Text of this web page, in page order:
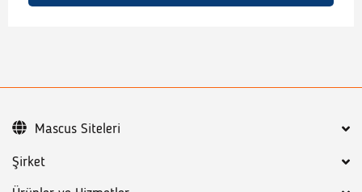
Şirket
Mascus Siteleri